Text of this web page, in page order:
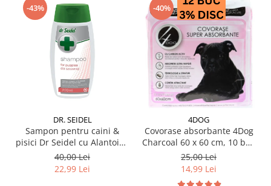
-43%
DR. SEIDEL
Sampon pentru caini &
pisici Dr Seidel cu Alantoina
220 ml
40,00 Lei
22,99 Lei
-40%
4DOG
Covorase absorbante 4Dog
Charcoal 60 x 60 cm, 10 buc
/ pachet
25,00 Lei
14,99 Lei